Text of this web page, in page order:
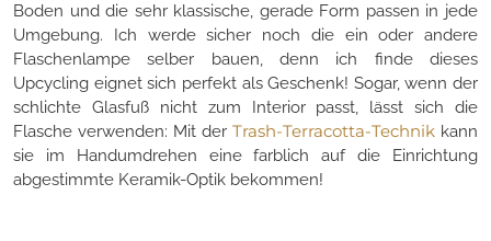
Boden und die sehr klassische, gerade Form passen in jede
Umgebung. Ich werde sicher noch die ein oder andere
Flaschenlampe selber bauen, denn ich finde dieses
Upcycling eignet sich perfekt als Geschenk! Sogar, wenn der
schlichte Glasfuß nicht zum Interior passt, lässt sich die
Flasche verwenden: Mit der Trash-Terracotta-Technik kann
sie im Handumdrehen eine farblich auf die Einrichtung
abgestimmte Keramik-Optik bekommen!